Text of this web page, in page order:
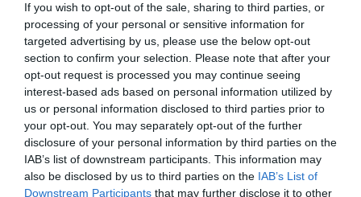
If you wish to opt-out of the sale, sharing to third parties, or
processing of your personal or sensitive information for
targeted advertising by us, please use the below opt-out
section to confirm your selection. Please note that after your
opt-out request is processed you may continue seeing
interest-based ads based on personal information utilized by
us or personal information disclosed to third parties prior to
your opt-out. You may separately opt-out of the further
disclosure of your personal information by third parties on the
IAB’s list of downstream participants. This information may
also be disclosed by us to third parties on the IAB’s List of
Downstream Participants that may further disclose it to other
borsozzuk. Amikor forr, beletesszük a félretett
húsgolyókat, és nagyon kíméletesen, kis lángon 10
percig együtt főzzük.
A paprikát csíkokra vágjuk, a paradicsom héját lehúzzuk,
húsát cikkekre vágjuk. Mindkettőt a húsgolyókhoz
keverjük. Megszórjuk a petrezselyemmel, és letakarva
még 10 percig főzzük. Amikor puha a burgonya és a
húsgolyó is, tálaljuk.
Munka: kb. 30 perc